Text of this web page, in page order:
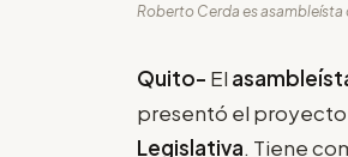
Roberto Cerda es
Quito- El
presentó el
Legislativa. Tiene